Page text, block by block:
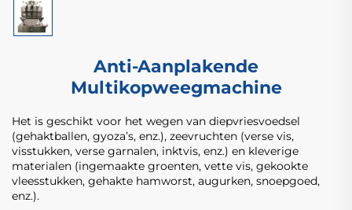
Anti-Aanplakende
Multikopweegmachine
Het is geschikt voor het wegen van diepvriesvoedsel
(gehaktballen, gyoza’s, enz.), zeevruchten (verse vis,
visstukken, verse garnalen, inktvis, enz.) en kleverige
materialen (ingemaakte groenten, vette vis, gekookte
vleesstukken, gehakte hamworst, augurken, snoepgoed,
enz.).